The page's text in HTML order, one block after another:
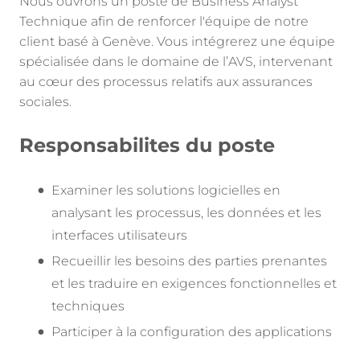
Technique afin de renforcer l'équipe de notre
client basé à Genève. Vous intégrerez une équipe
spécialisée dans le domaine de l’AVS, intervenant
au cœur des processus relatifs aux assurances
sociales.
Responsabilites du poste
Examiner les solutions logicielles en
analysant les processus, les données et les
interfaces utilisateurs
Recueillir les besoins des parties prenantes
et les traduire en exigences fonctionnelles et
techniques
Participer à la configuration des applications